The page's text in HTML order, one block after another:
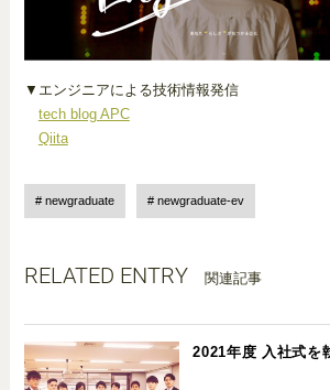
▼エンジニアによる技術情報発信
tech blog APC
Qiita
newgraduate newgraduate-ev
RELATED ENTRY 関連記事
2021年度 入社式を